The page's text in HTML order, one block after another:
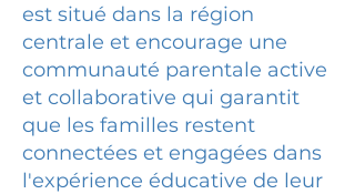
est situé dans la région
centrale et encourage une
communauté parentale active
et collaborative qui garantit
que les familles restent
connectées et engagées dans
l'expérience éducative de leur